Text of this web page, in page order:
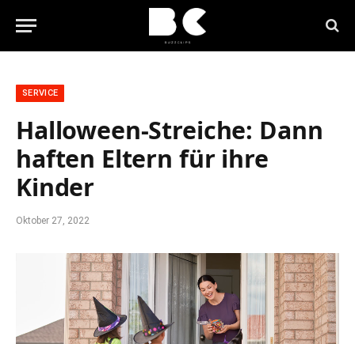
SERVICE
Halloween-Streiche: Dann
haften Eltern für ihre
Kinder
Oktober 27, 2022